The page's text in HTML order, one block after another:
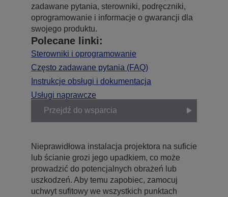
zadawane pytania, sterowniki, podręczniki,
oprogramowanie i informacje o gwarancji dla
swojego produktu.
Polecane linki:
Sterowniki i oprogramowanie
Często zadawane pytania (FAQ)
Instrukcje obsługi i dokumentacja
Usługi naprawcze
Przejdź do wsparcia
Nieprawidłowa instalacja projektora na suficie
lub ścianie grozi jego upadkiem, co może
prowadzić do potencjalnych obrażeń lub
uszkodzeń. Aby temu zapobiec, zamocuj
uchwyt sufitowy we wszystkich punktach